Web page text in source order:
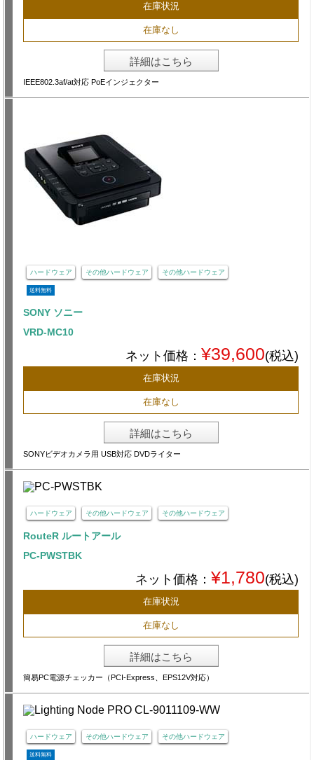
在庫状況
在庫なし
詳細はこちら
IEEE802.3af/at対応 PoEインジェクター
ハードウェア その他ハードウェア その他ハードウェア
送料無料
SONY ソニー
VRD-MC10
ネット価格： ¥39,600(税込)
在庫状況
在庫なし
詳細はこちら
SONYビデオカメラ用 USB対応 DVDライター
ハードウェア その他ハードウェア その他ハードウェア
RouteR ルートアール
PC-PWSTBK
ネット価格： ¥1,780(税込)
在庫状況
在庫なし
詳細はこちら
簡易PC電源チェッカー（PCI-Express、EPS12V対応）
ハードウェア その他ハードウェア その他ハードウェア
送料無料